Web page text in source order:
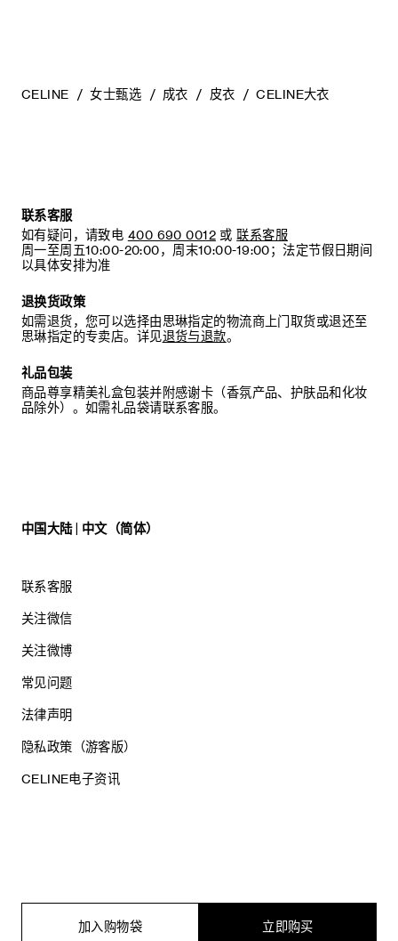
立即购买
加入购物袋
CELINE 女士甄选 成衣 皮衣 CELINE大衣
联系客服
如有疑问，请致电 400 690 0012 或 联系客服
周一至周五10:00-20:00，周末10:00-19:00；法定节假日期间
以具体安排为准
退换货政策
如需退货，您可以选择由思琳指定的物流商上门取货或退还至
思琳指定的专卖店。详见退货与退款。
礼品包装
商品尊享精美礼盒包装并附感谢卡（香氛产品、护肤品和化妆
品除外）。如需礼品袋请联系客服。
中国大陆 | 中文（简体）
联系客服
关注微信
关注微博
常见问题
法律声明
隐私政策（游客版）
CELINE电子资讯
思琳商贸（上海）有限公司
沪公网安备 31010602005569
电子营业执照